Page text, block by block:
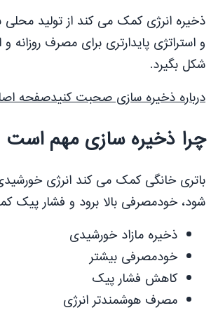
ذخیره انرژی کمک می کند از تولید محلی
و استراتژی پایدارتری برای مصرف روزانه
شکل بگیرد.
درباره ذخیره سازی صحبت کنیدصفحه
چرا ذخیره سازی مهم است
باتری خانگی کمک می کند انرژی
شود، خودمصرفی بالا برود و فشار پیک
ذخیره مازاد خورشیدی
خودمصرفی بیشتر
کاهش فشار پیک
مصرف هوشمندتر انرژی